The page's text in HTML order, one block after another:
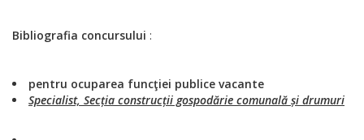
Bibliografia concursului :
pentru ocuparea funcţiei publice vacante
Specialist, Secția construcții gospodărie comunală și drumuri